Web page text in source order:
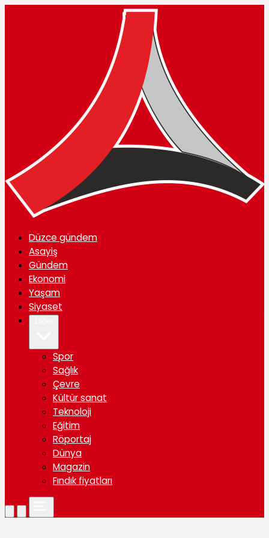
Düzce gündem
Asayiş
Gündem
Ekonomi
Yaşam
Siyaset
Spor
Sağlık
Çevre
Kültür sanat
Teknoloji
Eğitim
Röportaj
Dünya
Magazin
Fındık fiyatları